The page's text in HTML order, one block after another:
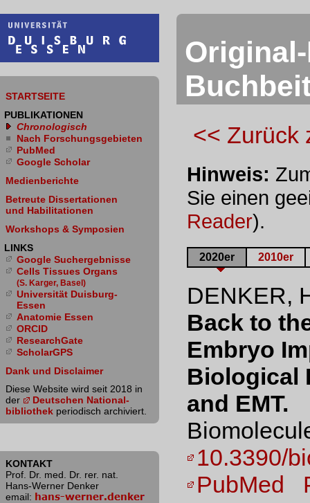
STARTSEITE
PUBLIKATIONEN
Chronologisch
Nach Forschungs­gebieten
PubMed
Google Scholar
Medienberichte
Betreute Dissertationen
und Habilitationen
Workshops & Symposien
LINKS
Google Suchergebnisse
Cells Tissues Organs
(S. Karger, Basel)
Universität Duisburg-
Essen
Anatomie Essen
ORCID
ResearchGate
ScholarGPS
Dank und Disclaimer
Diese Website wird seit 2018 in
der
Deutschen National­
bibliothek periodisch archiviert.
KONTAKT
Prof. Dr. med. Dr. rer. nat.
Hans-Werner Denker
email:
<< Zurück
Hinweis:
Sie einen
Reader).
2020er 2010er
DENKER,
Back to
Embryo
Biological
and EMT.
10.3390/
PubMed